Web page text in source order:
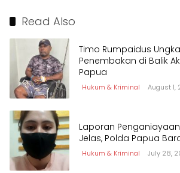
Read Also
Timo Rumpaidus
Penembakan di Balik
Papua
Hukum & Kriminal August 1,
Laporan
Jelas, Polda Papua
Hukum & Kriminal July 28,